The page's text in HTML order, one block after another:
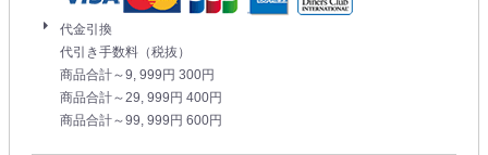
代金引換
代引き手数料（税抜）
商品合計～9, 999円 300円
商品合計～29, 999円 400円
商品合計～99, 999円 600円